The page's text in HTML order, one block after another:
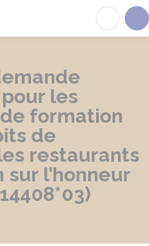
les
formation
de
restaurants
l’honneur